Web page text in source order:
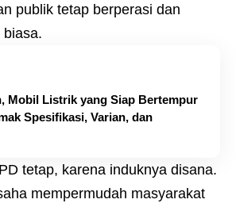
publik tetap berperasi dan
biasa.
Mobil Listrik yang Siap Bertempur
Spesifikasi, Varian, dan
tetap, karena induknya disana.
mempermudah masyarakat